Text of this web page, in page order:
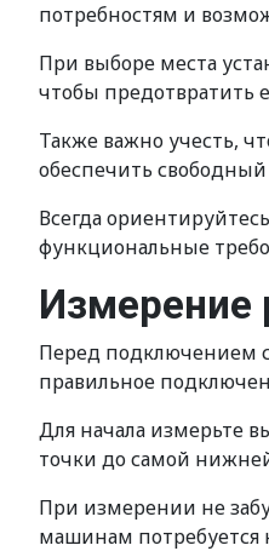
потребностям и
При выборе места
чтобы предотвратить
Также важно учесть,
обеспечить
Всегда
функциональные
Измерение
Перед подключением
правильное
Для начала измерьте
точки до самой
При измерении не
машинам потребуется